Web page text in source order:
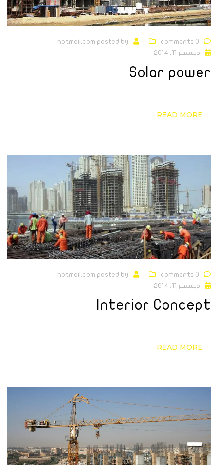
0 comments
posted by
hotmail.com
ديسمبر 11, 2014
Solar power
READ MORE
0 comments
posted by
hotmail.com
ديسمبر 11, 2014
Interior Concept
READ MORE